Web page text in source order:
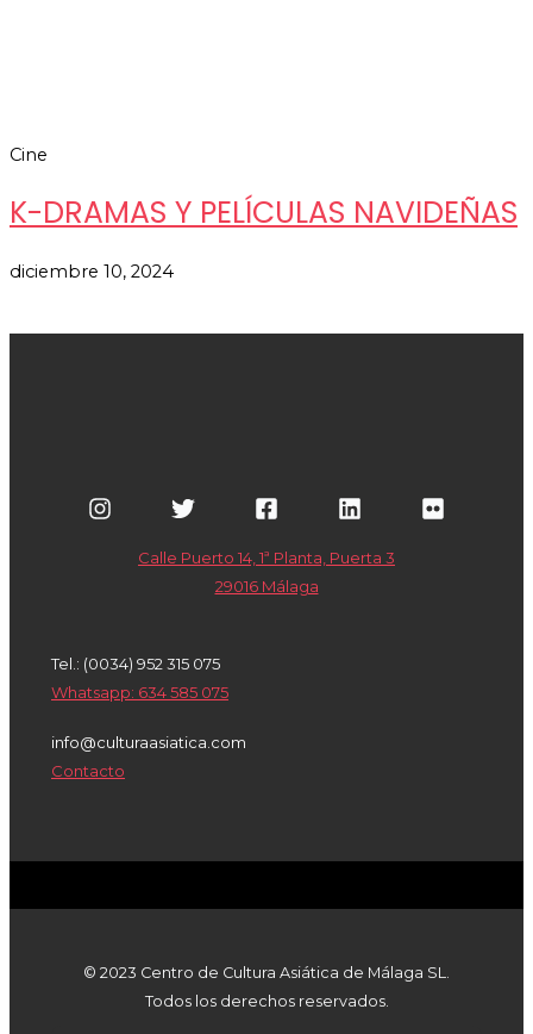
Cine
K-DRAMAS Y PELÍCULAS NAVIDEÑAS
diciembre 10, 2024
Calle Puerto 14, 1ª Planta, Puerta 3
29016 Málaga
Tel.: (0034) 952 315 075
Whatsapp: 634 585 075
info@culturaasiatica.com
Contacto
© 2023 Centro de Cultura Asiática de Málaga SL.
Todos los derechos reservados.